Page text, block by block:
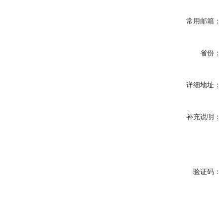
常用邮箱：
省份：
详细地址：
补充说明：
验证码：